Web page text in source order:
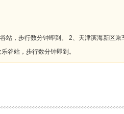
站，步行数分钟即到。 2、天津滨海新区乘
谷站，步行数分钟即到。